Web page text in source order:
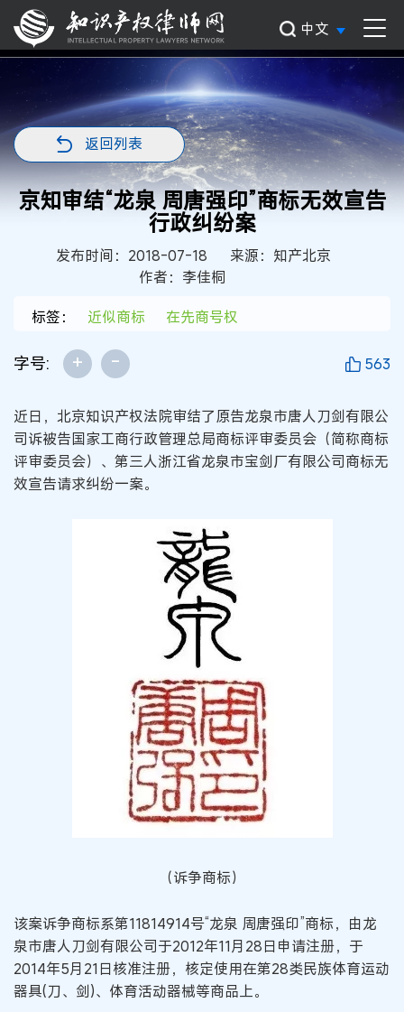
中文
返回列表
京知审结“龙泉 周唐强印”商标无效宣告
行政纠纷案
发布时间：2018-07-18
来源：知产北京
作者：李佳桐
标签：
近似商标 在先商号权
字号: + - 563
近日，北京知识产权法院审结了原告龙泉市唐人刀剑有限公
司诉被告国家工商行政管理总局商标评审委员会（简称商标
评审委员会）、第三人浙江省龙泉市宝剑厂有限公司商标无
效宣告请求纠纷一案。
（诉争商标）
该案诉争商标系第11814914号“龙泉 周唐强印”商标，由龙
泉市唐人刀剑有限公司于2012年11月28日申请注册，于
2014年5月21日核准注册，核定使用在第28类民族体育运动
器具(刀、剑)、体育活动器械等商品上。